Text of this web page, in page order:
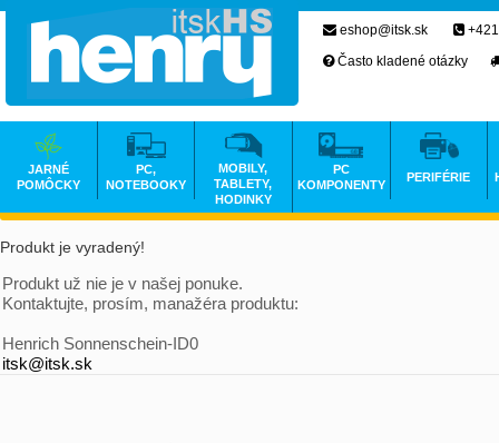
Produkt je vyradený!
Produkt už nie je v našej ponuke.
Kontaktujte, prosím, manažéra produktu:
Henrich Sonnenschein-ID0
itsk@itsk.sk
eshop@itsk.sk
Často kladené otázky
JARNÉ
POMÔCKY
PC,
NOTEBOOKY
MOBILY,
TABLETY,
HODINKY
PC
KOMPONENTY
PERIFÉRIE